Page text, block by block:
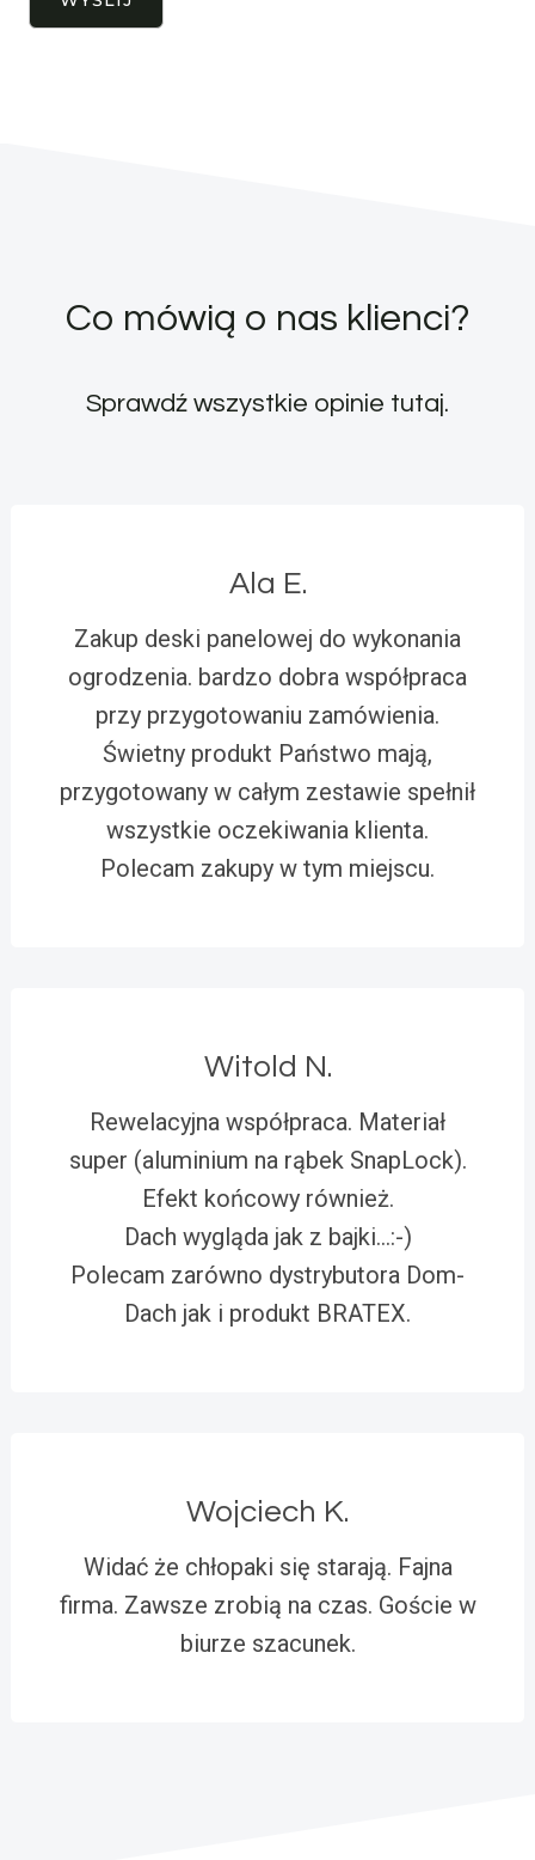
Co mówią o nas klienci?
Sprawdź wszystkie opinie tutaj.
Ala E.
Zakup deski panelowej do wykonania
ogrodzenia. bardzo dobra współpraca
przy przygotowaniu zamówienia.
Świetny produkt Państwo mają,
przygotowany w całym zestawie spełnił
wszystkie oczekiwania klienta.
Polecam zakupy w tym miejscu.
Witold N.
Rewelacyjna współpraca. Materiał
super (aluminium na rąbek SnapLock).
Efekt końcowy również.
Dach wygląda jak z bajki…:-)
Polecam zarówno dystrybutora Dom-
Dach jak i produkt BRATEX.
Wojciech K.
Widać że chłopaki się starają. Fajna
firma. Zawsze zrobią na czas. Goście w
biurze szacunek.